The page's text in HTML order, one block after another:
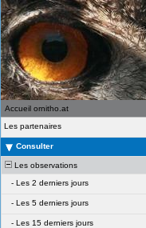
Accueil ornitho.at
Les partenaires
Consulter
Les observations
- Les 2 derniers jours
- Les 5 derniers jours
- Les 15 derniers jours